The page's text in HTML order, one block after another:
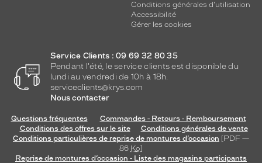
Conditions générales d'utilisation
Accessibilité
Gérer les cookies
Service Clients : 09 69 32 80 35
Pendant l'été, le service clients est disponible du
lundi au vendredi de 10h à 18h.
serviceclients@krys.com
Nous contacter
Questions fréquentes
Commandes - Retours - Remboursement
Conditions des offres sur le site
Conditions générales de vente
Conditions particulières de reprise de montures d’occasion [PDF —
86 Ko]
Reprise de montures d’occasion - Liste des magasins participants